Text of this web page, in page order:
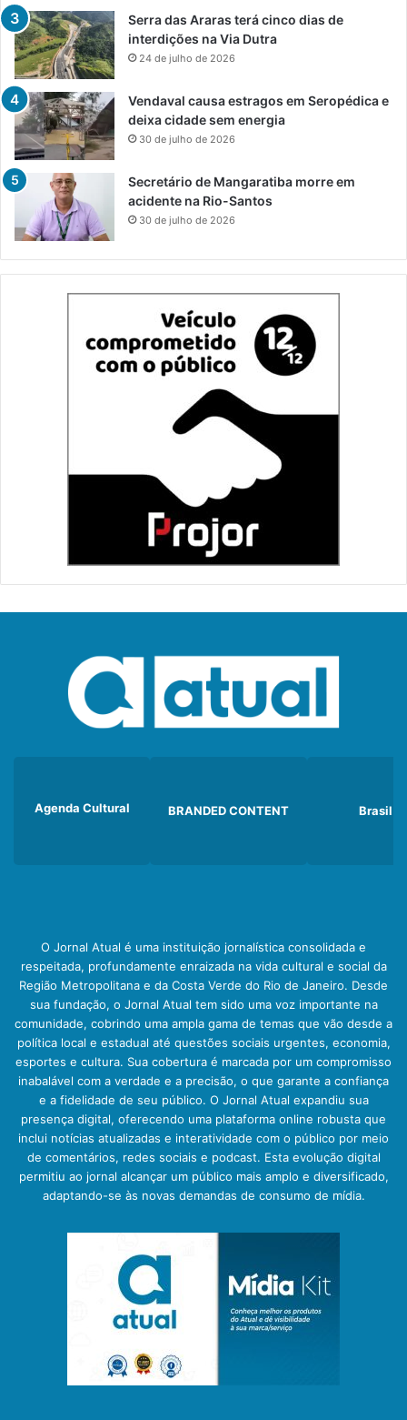
Serra das Araras terá cinco dias de
interdições na Via Dutra
24 de julho de 2026
Vendaval causa estragos em Seropédica e
deixa cidade sem energia
30 de julho de 2026
Secretário de Mangaratiba morre em
acidente na Rio-Santos
30 de julho de 2026
Agenda Cultural BRANDED CONTENT Brasil
O Jornal Atual é uma instituição jornalística consolidada e
respeitada, profundamente enraizada na vida cultural e social da
Região Metropolitana e da Costa Verde do Rio de Janeiro. Desde
sua fundação, o Jornal Atual tem sido uma voz importante na
comunidade, cobrindo uma ampla gama de temas que vão desde a
política local e estadual até questões sociais urgentes, economia,
esportes e cultura. Sua cobertura é marcada por um compromisso
inabalável com a verdade e a precisão, o que garante a confiança
e a fidelidade de seu público. O Jornal Atual expandiu sua
presença digital, oferecendo uma plataforma online robusta que
inclui notícias atualizadas e interatividade com o público por meio
de comentários, redes sociais e podcast. Esta evolução digital
permitiu ao jornal alcançar um público mais amplo e diversificado,
adaptando-se às novas demandas de consumo de mídia.